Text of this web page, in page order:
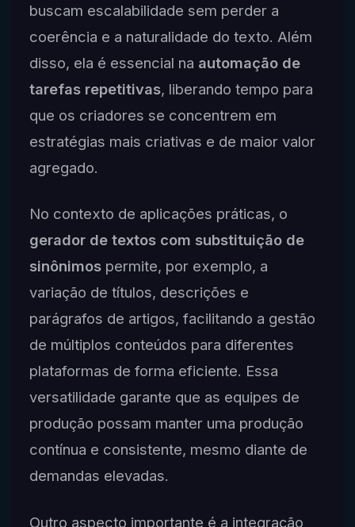
buscam escalabilidade sem perder a
coerência e a naturalidade do texto. Além
disso, ela é essencial na automação de
tarefas repetitivas, liberando tempo para
que os criadores se concentrem em
estratégias mais criativas e de maior valor
agregado.
No contexto de aplicações práticas, o
gerador de textos com substituição de
sinônimospermite, por exemplo, a
variação de títulos, descrições e
parágrafos de artigos, facilitando a gestão
de múltiplos conteúdos para diferentes
plataformas de forma eficiente. Essa
versatilidade garante que as equipes de
produção possam manter uma produção
contínua e consistente, mesmo diante de
demandas elevadas.
Outro aspecto importante é a integração